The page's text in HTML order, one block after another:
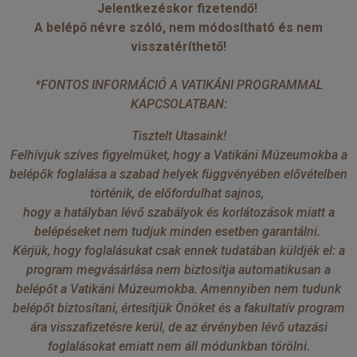
Jelentkezéskor fizetendő!
A belépő névre szóló, nem módosítható és nem
visszatéríthető!
*FONTOS INFORMÁCIÓ A VATIKÁNI PROGRAMMAL
KAPCSOLATBAN:
Tisztelt Utasaink!
Felhívjuk szíves figyelmüket, hogy a Vatikáni Múzeumokba a
belépők foglalása a szabad helyek függvényében elővételben
történik, de előfordulhat sajnos,
hogy a hatályban lévő szabályok és korlátozások miatt a
belépéseket nem tudjuk minden esetben garantálni.
Kérjük, hogy foglalásukat csak ennek tudatában küldjék el: a
program megvásárlása nem biztosítja automatikusan a
belépőt a Vatikáni Múzeumokba. Amennyiben nem tudunk
belépőt biztosítani, értesítjük Önöket és a fakultatív program
ára visszafizetésre kerül, de az érvényben lévő utazási
foglalásokat emiatt nem áll módunkban törölni.